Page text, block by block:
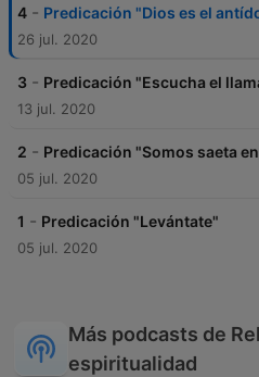
4 - Predicación "Dios es el
26 jul. 2020
3 - Predicación "Escucha el
13 jul. 2020
2 - Predicación "Somos saeta
05 jul. 2020
1 - Predicación "Levántate"
05 jul. 2020
Más podcasts de
espiritualidad